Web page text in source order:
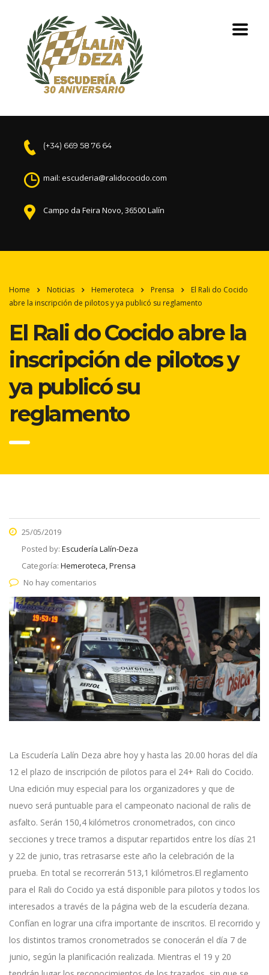
(+34) 669 58 76 64
mail: escuderia@ralidococido.com
Campo da Feira Novo, 36500 Lalín
Home Noticias Hemeroteca Prensa
El Rali do Cocido
abre la inscripción de pilotos y ya publicó su reglamento
El Rali do Cocido abre la
inscripción de pilotos y
ya publicó su
reglamento
25/05/2019
Posted by: Escudería Lalín-Deza
Categoría: Hemeroteca, Prensa
No hay comentarios
La Escudería Lalín Deza abre hoy y hasta las 20.00 horas del día
12 el plazo de inscripción de pilotos para el 24+ Rali do Cocido.
Una edición muy especial para los organizadores y que de
nuevo será puntuable para el campeonato nacional de ralis de
asfalto. Serán 150,4 kilómetros cronometrados, con cinco
secciones y trece tramos a disputar repartidos entre los días 21
y 22 de junio, tras retrasarse este año la celebración de la
prueba. En total se recorrerán 513,1 kilómetros.El reglamento
para el Rali do Cocido ya está disponible para pilotos y todos los
interesados a través de la página web de la escudería dezana.
Confían en lograr una cifra importante de inscritos. El recorrido y
los distintos tramos cronometrados se conocerán el día 7 de
junio, según la planificación realizada. Mientras el 19 y 20